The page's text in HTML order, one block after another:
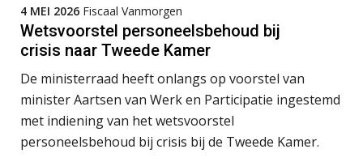
4 MEI 2026 Fiscaal Vanmorgen
Wetsvoorstel personeelsbehoud bij
crisis naar Tweede Kamer
De ministerraad heeft onlangs op voorstel van
minister Aartsen van Werk en Participatie ingestemd
met indiening van het wetsvoorstel
personeelsbehoud bij crisis bij de Tweede Kamer.
Arnaud Booij